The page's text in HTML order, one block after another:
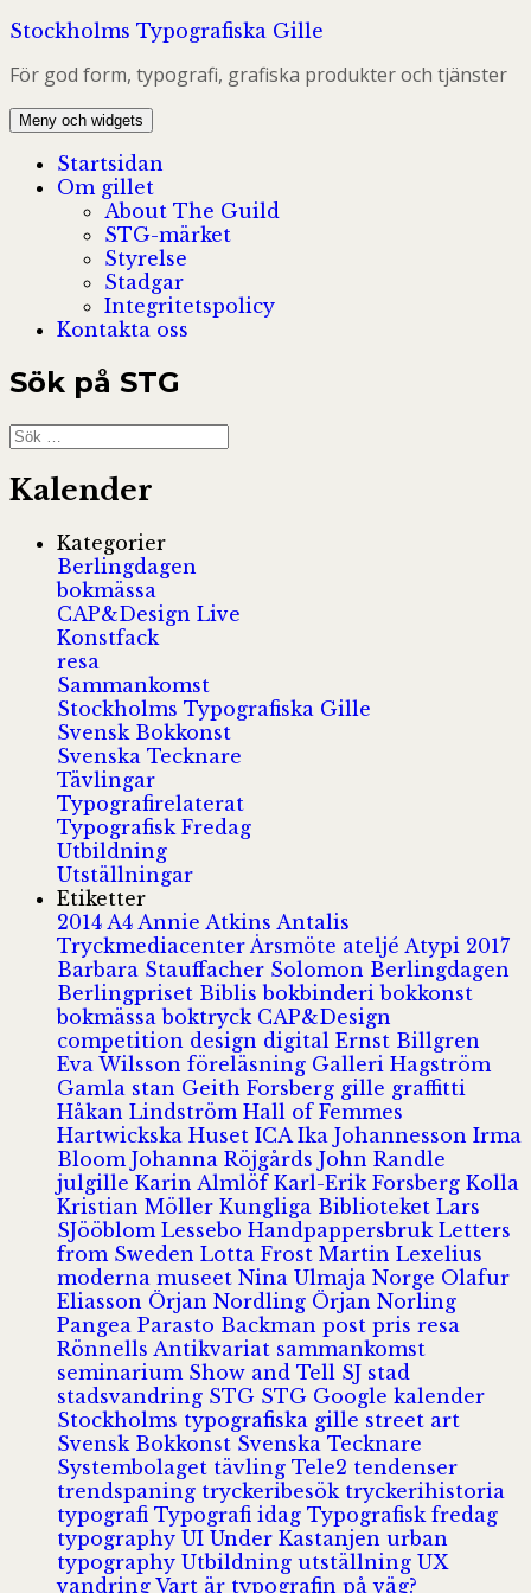
Hoppa
innehåll
Stockholms Typografiska Gille
För god form, typografi, grafiska produkter och tjänster
Meny och widgets
Startsidan
Om gillet
About The Guild
STG-märket
Styrelse
Stadgar
Integritetspolicy
Kontakta oss
Sök på STG
Sök
efter:
Kalender
Kategorier
Berlingdagen
bokmässa
CAP&Design Live
Konstfack
resa
Sammankomst
Stockholms Typografiska Gille
Svensk Bokkonst
Svenska Tecknare
Tävlingar
Typografirelaterat
Typografisk Fredag
Utbildning
Utställningar
Etiketter
2014 A4 Annie Atkins Antalis
Tryckmediacenter Årsmöte ateljé Atypi 2017
Barbara Stauffacher Solomon Berlingdagen
Berlingpriset Biblisbokbinderibokkonst
bokmässaboktryck CAP&Design
competition design digital Ernst Billgren
Eva Wilsson föreläsning Galleri Hagström
Gamla stan Geith Forsberg gille graffitti
Håkan Lindström Hall of Femmes
Hartwickska Huset ICA Ika Johannesson Irma
Bloom Johanna Röjgårds John Randle
julgille Karin Almlöf Karl-Erik Forsberg Kolla
Kristian Möller Kungliga Biblioteket Lars
SJööblom Lessebo Handpappersbruk Letters
from Sweden Lotta Frost Martin Lexelius
moderna museet Nina Ulmaja Norge Olafur
Eliasson Örjan Nordling Örjan Norling
Pangea Parasto Backman post pris resa
Rönnells Antikvariat sammankomst
seminarium Show and Tell SJ stad
stadsvandring STG STG Google kalender
Stockholms typografiska gille street art
Svensk Bokkonst Svenska Tecknare
Systembolaget tävling Tele2 tendenser
trendspaning tryckeribesök tryckerihistoria
typografi Typografi idag Typografisk fredag
typography UI Under Kastanjen urban
typography Utbildning utställning UX
vandring Vart är typografin på väg?